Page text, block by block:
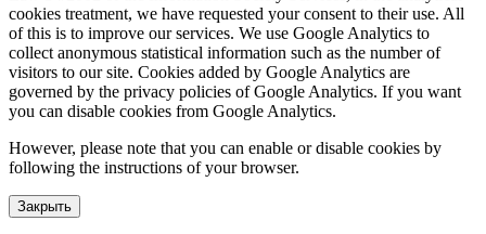
cookies treatment, we have requested your consent to their use. All
of this is to improve our services. We use Google Analytics to
collect anonymous statistical information such as the number of
visitors to our site. Cookies added by Google Analytics are
governed by the privacy policies of Google Analytics. If you want
you can disable cookies from Google Analytics.
However, please note that you can enable or disable cookies by
following the instructions of your browser.
Закрыть